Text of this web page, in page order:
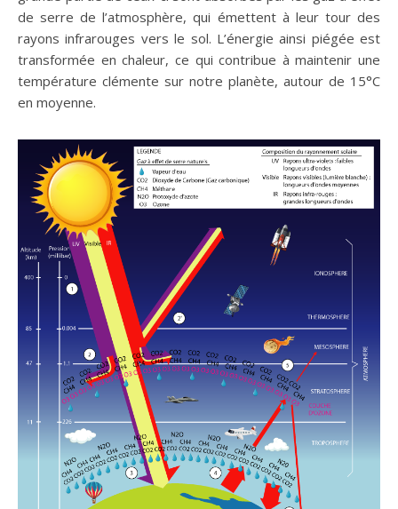
de serre de l’atmosphère, qui émettent à leur tour des
rayons infrarouges vers le sol. L’énergie ainsi piégée est
transformée en chaleur, ce qui contribue à maintenir une
température clémente sur notre planète, autour de 15°C
en moyenne.